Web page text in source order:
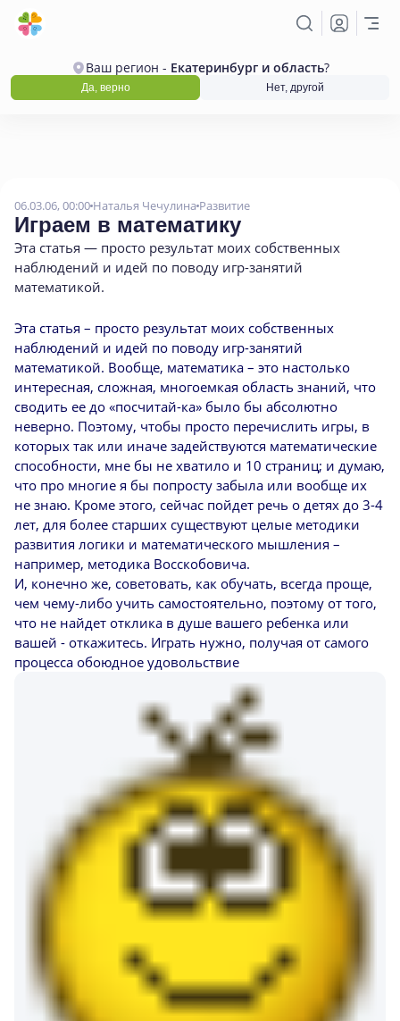
Ваш регион - Екатеринбург и область?
Да, верно Нет, другой
06.03.06, 00:00 Наталья Чечулина Развитие
Играем в математику
Эта статья — просто результат моих собственных
наблюдений и идей по поводу игр-занятий
математикой.
Эта статья – просто результат моих собственных
наблюдений и идей по поводу игр-занятий
математикой. Вообще, математика – это настолько
интересная, сложная, многоемкая область знаний, что
сводить ее до «посчитай-ка» было бы абсолютно
неверно. Поэтому, чтобы просто перечислить игры, в
которых так или иначе задействуются математические
способности, мне бы не хватило и 10 страниц; и думаю,
что про многие я бы попросту забыла или вообще их
не знаю. Кроме этого, сейчас пойдет речь о детях до 3-4
лет, для более старших существуют целые методики
развития логики и математического мышления –
например, методика Восскобовича.
И, конечно же, советовать, как обучать, всегда проще,
чем чему-либо учить самостоятельно, поэтому от того,
что не найдет отклика в душе вашего ребенка или
вашей - откажитесь. Играть нужно, получая от самого
процесса обоюдное удовольствие